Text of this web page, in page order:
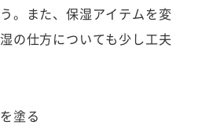
。また、保湿アイテムを変
の仕方についても少し工夫
塗る